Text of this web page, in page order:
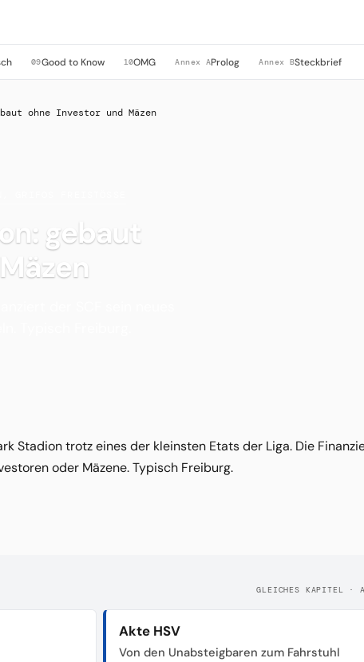
09Good to Know 10OMG Annex AProlog Annex BSteckbrief
ohne Investor und Mäzen
gebaut
Stadion trotz eines der kleinsten Etats der Liga. Die
oder Mäzene. Typisch Freiburg.
GLEICHES KAPITEL ·
Akte HSV
Von den Unabsteigbaren zum Fahrstuhl